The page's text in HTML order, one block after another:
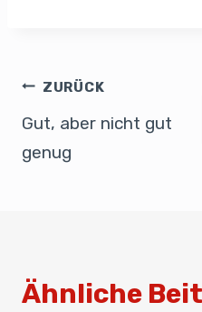
b
o
o
n
ZURÜCK
Gut, aber nicht gut
genug
Ähnliche